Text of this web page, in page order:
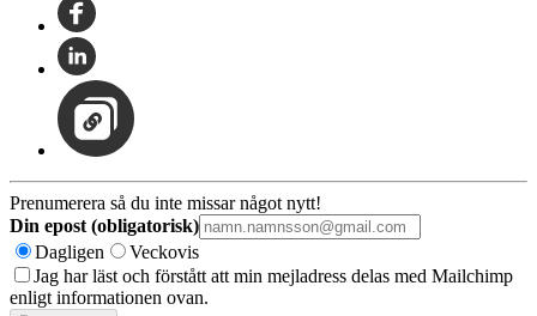
Prenumerera så du inte missar något nytt!
Din epost (obligatorisk)
Dagligen
Veckovis
Jag har läst och förstått att min mejladress delas med Mailchimp
enligt informationen ovan.